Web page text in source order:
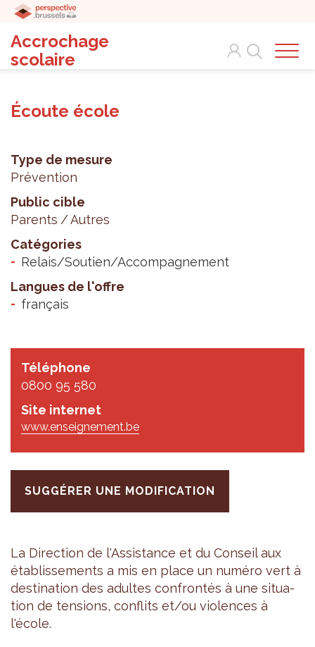
Accrochage
scolaire
Search
Écoute école
Type de mesure
Prévention
Public cible
Parents
Autres
Catégories
Relais/Soutien/Accompagnement
Langues de l'offre
français
Téléphone
0800 95 580
Site internet
www.enseignement.be
SUGGÉRER UNE MODIFICATION
La Direc­tion de l'As­sis­tance et du Conseil aux
éta­blis­se­ments a mis en place un numéro vert à
des­ti­na­tion des adultes confron­tés à une situa­
tion de ten­sions, conflits et/ou vio­lences à
l'école.